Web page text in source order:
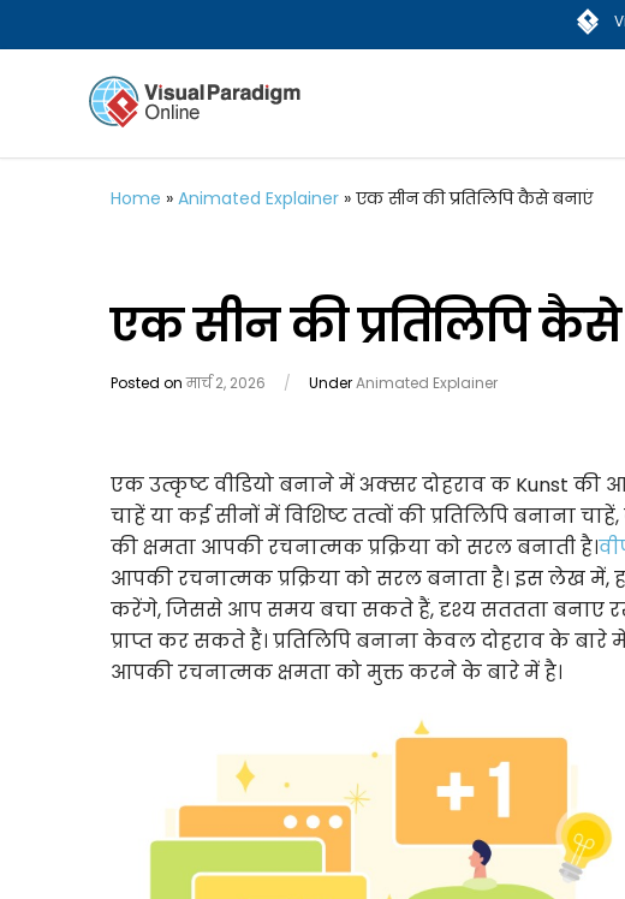
Home » Animated Explainer » एक सीन की प्रतिलिपि कैसे बनाएं
एक सीन की प्रतिलिपि
Posted onमार्च 2, 2026 / UnderAnimated Explainer
एक उत्कृष्ट वीडियो बनाने में अक्सर दोहराव क Kunst की
चाहें या कई सीनों में विशिष्ट तत्वों की प्रतिलिपि बनाना
की क्षमता आपकी रचनात्मक प्रक्रिया को सरल बनाती है।
आपकी रचनात्मक प्रक्रिया को सरल बनाता है। इस लेख में,
करेंगे, जिससे आप समय बचा सकते हैं, दृश्य सततता बनाए
प्राप्त कर सकते हैं। प्रतिलिपि बनाना केवल दोहराव के
आपकी रचनात्मक क्षमता को मुक्त करने के बारे में है।